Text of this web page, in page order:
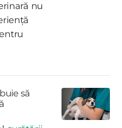
nu
să